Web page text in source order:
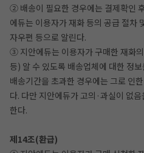
② 배송이 필요한 경우에는 결제확인
에듀는 이용자가 재화 등의 공급 절차
자우편 등으로 알린다.
③ 지안에듀는 이용자가 구매한 재화
등) 알 수 있도록 배송업체에 대한 정
배송기간을 초과한 경우에는 그로 인
다. 다만 지안에듀가 고의·과실이 없
한다.
제14조(환급)